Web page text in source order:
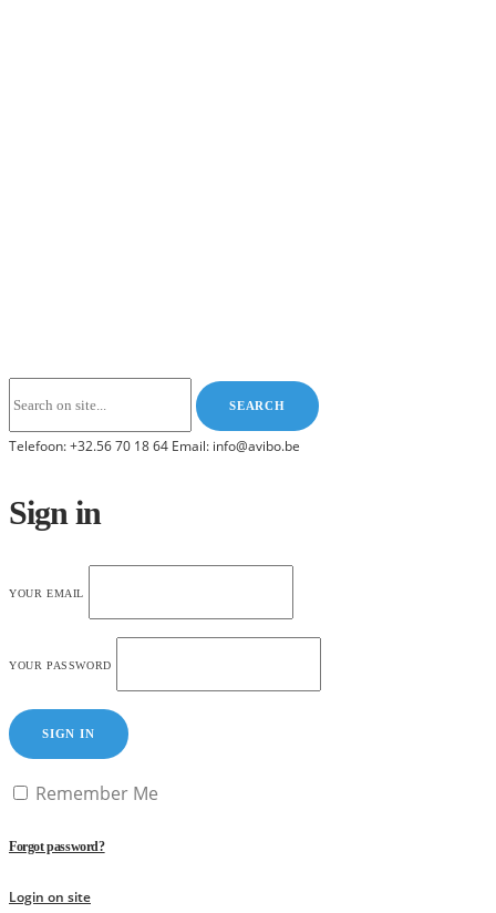
Telefoon: +32.56 70 18 64 Email: info@avibo.be
Sign in
YOUR EMAIL
YOUR PASSWORD
SIGN IN
Remember Me
Forgot password?
Login on site